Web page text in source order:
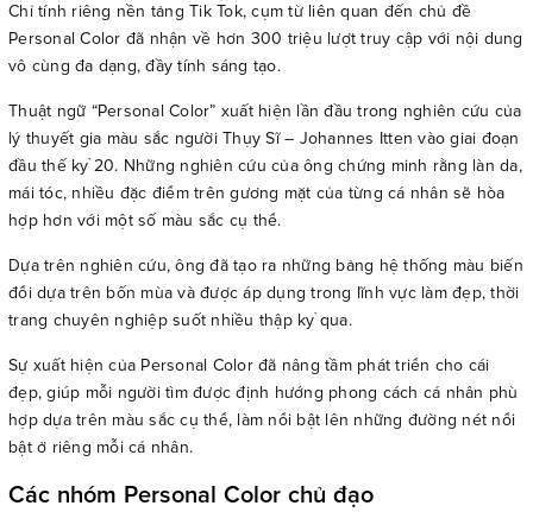
Chỉ tính riêng nền tảng Tik Tok, cụm từ liên quan đến chủ đề
Personal Color đã nhận về hơn 300 triệu lượt truy cập với nội dung
vô cùng đa dạng, đầy tính sáng tạo.
Thuật ngữ “Personal Color” xuất hiện lần đầu trong nghiên cứu của
lý thuyết gia màu sắc người Thụy Sĩ – Johannes Itten vào giai đoạn
đầu thế kỷ 20. Những nghiên cứu của ông chứng minh rằng làn da,
mái tóc, nhiều đặc điểm trên gương mặt của từng cá nhân sẽ hòa
hợp hơn với một số màu sắc cụ thể.
Dựa trên nghiên cứu, ông đã tạo ra những bảng hệ thống màu biến
đổi dựa trên bốn mùa và được áp dụng trong lĩnh vực làm đẹp, thời
trang chuyên nghiệp suốt nhiều thập kỷ qua.
Sự xuất hiện của Personal Color đã nâng tầm phát triển cho cái
đẹp, giúp mỗi người tìm được định hướng phong cách cá nhân phù
hợp dựa trên màu sắc cụ thể, làm nổi bật lên những đường nét nổi
bật ở riêng mỗi cá nhân.
Các nhóm Personal Color chủ đạo